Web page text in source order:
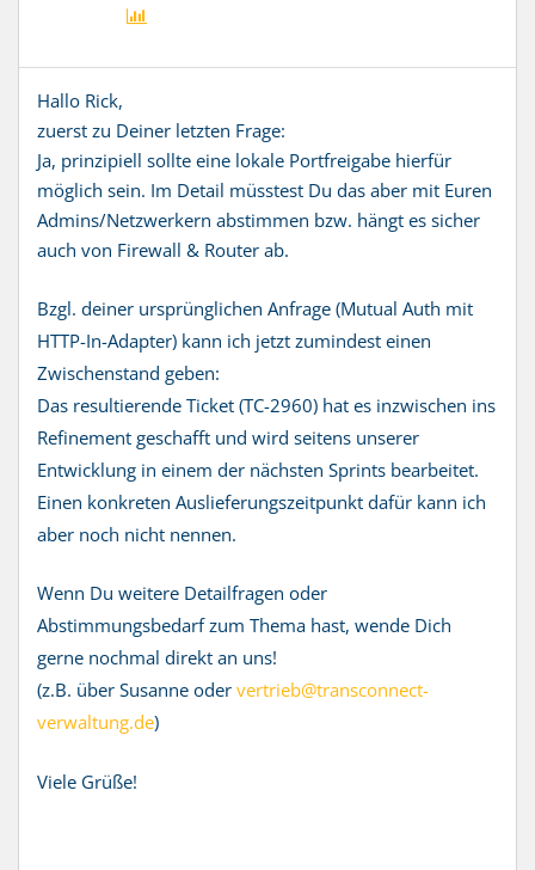
Hallo Rick,
zuerst zu Deiner letzten Frage:
Ja, prinzipiell sollte eine lokale Portfreigabe hierfür
möglich sein. Im Detail müsstest Du das aber mit Euren
Admins/Netzwerkern abstimmen bzw. hängt es sicher
auch von Firewall & Router ab.
Bzgl. deiner ursprünglichen Anfrage (Mutual Auth mit
HTTP-In-Adapter) kann ich jetzt zumindest einen
Zwischenstand geben:
Das resultierende Ticket (TC-2960) hat es inzwischen ins
Refinement geschafft und wird seitens unserer
Entwicklung in einem der nächsten Sprints bearbeitet.
Einen konkreten Auslieferungszeitpunkt dafür kann ich
aber noch nicht nennen.
Wenn Du weitere Detailfragen oder
Abstimmungsbedarf zum Thema hast, wende Dich
gerne nochmal direkt an uns!
(z.B. über Susanne oder vertrieb@transconnect-
verwaltung.de)
Viele Grüße!